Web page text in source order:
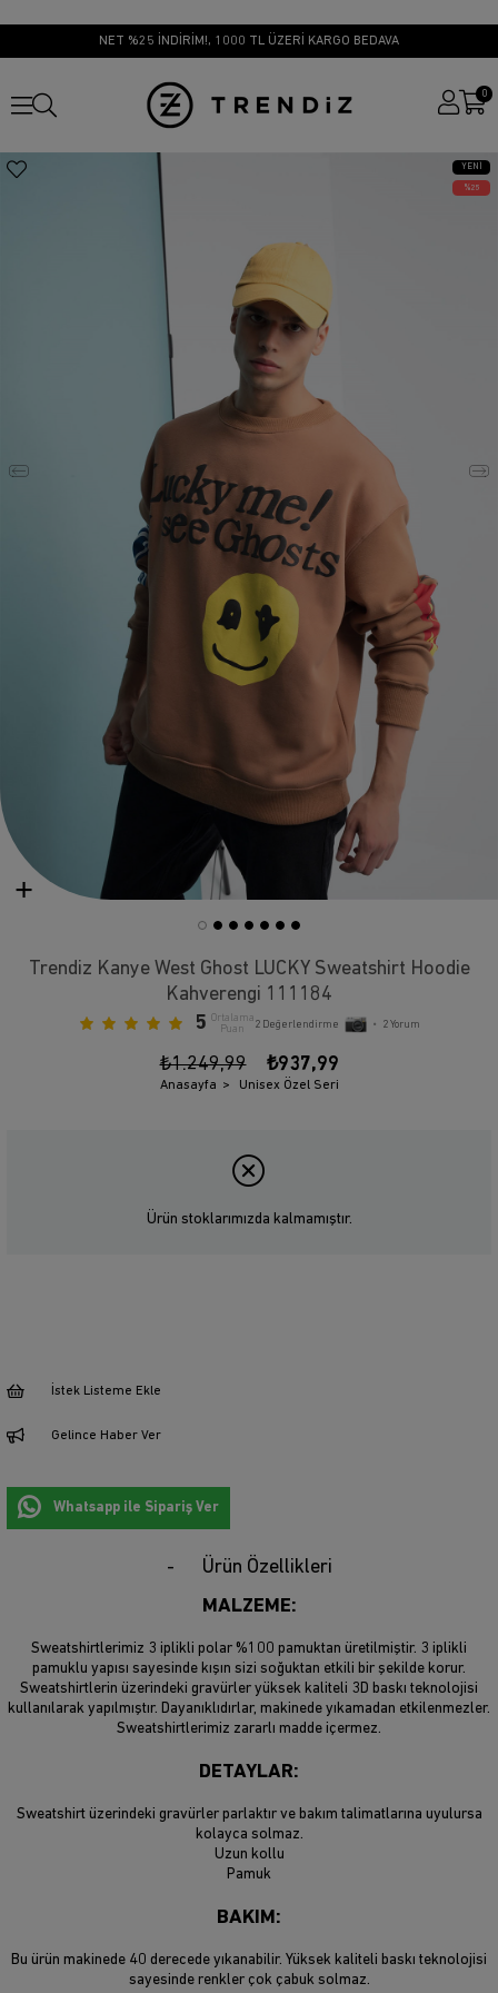
NET %25 İNDİRİM!, 1000 TL ÜZERİ KARGO BEDAVA
0
YENI
ÜRÜN
25
Trendiz Kanye West Ghost LUCKY Sweatshirt Hoodie
Kahverengi 111184
5 Ortalama
Puan
2Değerlendirme • 2Yorum
₺1.249,99 ₺937,99
Anasayfa Unisex Özel Seri
Ürün stoklarımızda kalmamıştır.
İstek Listeme Ekle
Gelince Haber Ver
Whatsapp ile Sipariş Ver
Ürün Özellikleri
MALZEME:
Sweatshirtlerimiz 3 iplikli polar %100 pamuktan üretilmiştir. 3 iplikli
pamuklu yapısı sayesinde kışın sizi soğuktan etkili bir şekilde korur.
Sweatshirtlerin üzerindeki gravürler yüksek kaliteli 3D baskı teknolojisi
kullanılarak yapılmıştır. Dayanıklıdırlar, makinede yıkamadan etkilenmezler.
Sweatshirtlerimiz zararlı madde içermez.
DETAYLAR:
Sweatshirt üzerindeki gravürler parlaktır ve bakım talimatlarına uyulursa
kolayca solmaz.
Uzun kollu
Pamuk
BAKIM:
Bu ürün makinede 40 derecede yıkanabilir. Yüksek kaliteli baskı teknolojisi
sayesinde renkler çok çabuk solmaz.